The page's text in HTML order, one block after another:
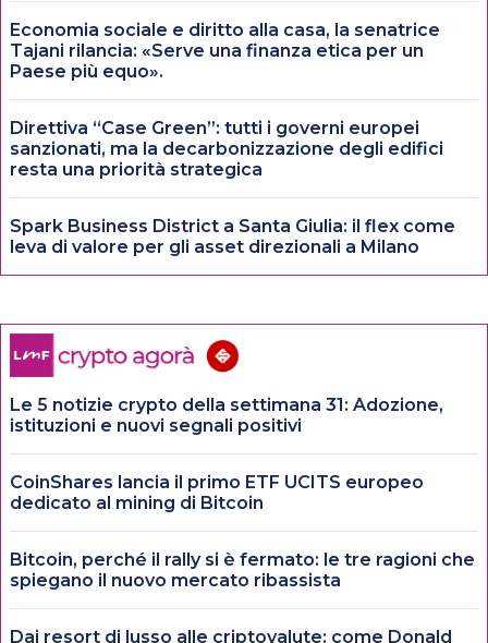
Economia sociale e diritto alla casa, la senatrice
Tajani rilancia: «Serve una finanza etica per un
Paese più equo».
Direttiva “Case Green”: tutti i governi europei
sanzionati, ma la decarbonizzazione degli edifici
resta una priorità strategica
Spark Business District a Santa Giulia: il flex come
leva di valore per gli asset direzionali a Milano
Le 5 notizie crypto della settimana 31: Adozione,
istituzioni e nuovi segnali positivi
CoinShares lancia il primo ETF UCITS europeo
dedicato al mining di Bitcoin
Bitcoin, perché il rally si è fermato: le tre ragioni che
spiegano il nuovo mercato ribassista
Dai resort di lusso alle criptovalute: come Donald